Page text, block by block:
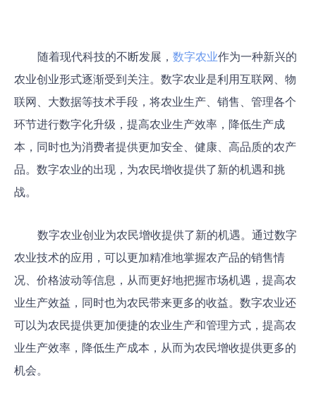
随着现代科技的不断发展， 数字农业作为一种新兴的
农业创业形式逐渐受到关注。数字农业是利用互联网、物
联网、大数据等技术手段，将农业生产、销售、管理各个
环节进行数字化升级，提高农业生产效率，降低生产成
本，同时也为消费者提供更加安全、健康、高品质的农产
品。数字农业的出现，为农民增收提供了新的机遇和挑
战。
数字农业创业为农民增收提供了新的机遇。通过数字
农业技术的应用，可以更加精准地掌握农产品的销售情
况、价格波动等信息，从而更好地把握市场机遇，提高农
业生产效益，同时也为农民带来更多的收益。数字农业还
可以为农民提供更加便捷的农业生产和管理方式，提高农
业生产效率，降低生产成本，从而为农民增收提供更多的
机会。